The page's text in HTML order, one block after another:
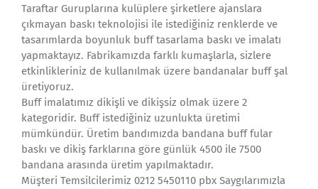
Taraftar Guruplarına kulüplere şirketlere ajanslara
çıkmayan baskı teknolojisi ile istediğiniz renklerde ve
tasarımlarda boyunluk buff tasarlama baskı ve imalatı
yapmaktayız. Fabrikamızda farklı kumaşlarla, sizlere
etkinlikleriniz de kullanılmak üzere bandanalar buff şal
üretiyoruz.
Buff imalatımız dikişli ve dikişsiz olmak üzere 2
kategoridir. Buff istediğiniz uzunlukta üretimi
mümkündür. Üretim bandımızda bandana buff fular
baskı ve dikiş farklarına göre günlük 4500 ile 7500
bandana arasında üretim yapılmaktadır.
Müşteri Temsilcilerimiz 0212 5450110 pbx Saygılarımızla